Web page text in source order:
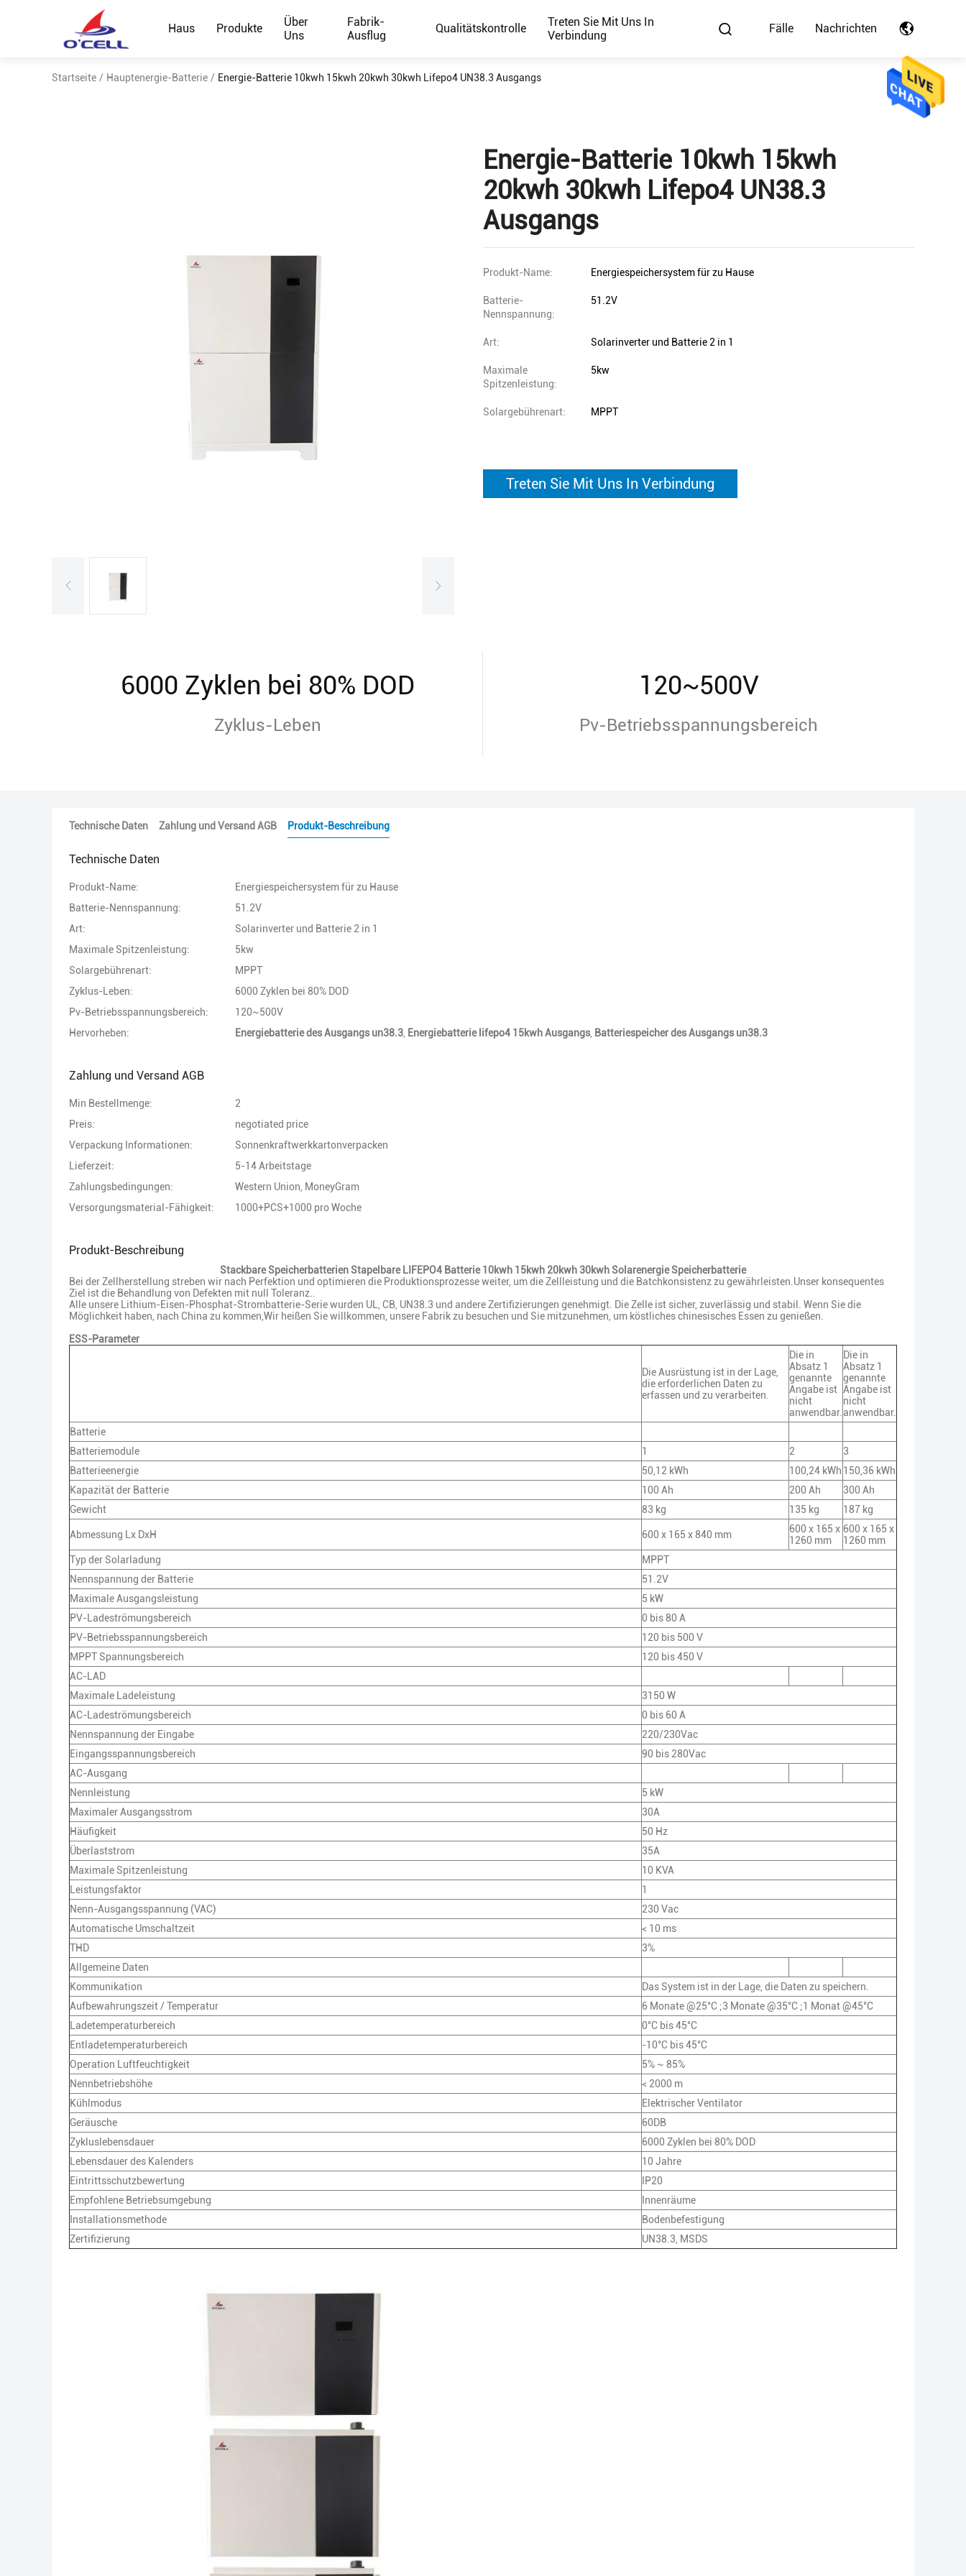
Haus Produkte
Über
Uns
Fabrik-
Ausflug
Qualitätskontrolle
Treten Sie Mit Uns In
Verbindung
Fälle Nachrichten
Startseite / Hauptenergie-Batterie / Energie-Batterie 10kwh 15kwh 20kwh 30kwh Lifepo4 UN38.3 Ausgangs
Energie-Batterie 10kwh 15kwh
20kwh 30kwh Lifepo4 UN38.3
Ausgangs
Produkt-Name: Energiespeichersystem für zu Hause
Batterie-
Nennspannung:
51.2V
Art: Solarinverter und Batterie 2 in 1
Maximale
Spitzenleistung:
5kw
Solargebührenart: MPPT
Treten Sie Mit Uns In Verbindung
6000 Zyklen bei 80% DOD
Zyklus-Leben
120~500V
Pv-Betriebsspannungsbereich
Technische Daten Zahlung und Versand AGB Produkt-Beschreibung
Technische Daten
Produkt-Name:
Energiespeichersystem für zu Hause
Batterie-Nennspannung:
51.2V
Art:
Solarinverter und Batterie 2 in 1
Maximale Spitzenleistung:
5kw
Solargebührenart:
MPPT
Zyklus-Leben:
6000 Zyklen bei 80% DOD
Pv-Betriebsspannungsbereich:
120~500V
Hervorheben:
Energiebatterie des Ausgangs un38.3 Energiebatterie lifepo4 15kwh Ausgangs Batteriespeicher des Ausgangs un38.3
Zahlung und Versand AGB
Min Bestellmenge:
2
Preis:
negotiated price
Verpackung Informationen:
Sonnenkraftwerkkartonverpacken
Lieferzeit:
5-14 Arbeitstage
Zahlungsbedingungen:
Western Union, MoneyGram
Versorgungsmaterial-Fähigkeit:
1000+PCS+1000 pro Woche
Produkt-Beschreibung
Stackbare Speicherbatterien Stapelbare LIFEPO4 Batterie 10kwh 15kwh 20kwh 30kwh Solarenergie Speicherbatterie
Bei der Zellherstellung streben wir nach Perfektion und optimieren die Produktionsprozesse weiter, um die Zellleistung und die Batchkonsistenz zu gewährleisten.Unser konsequentes
Ziel ist die Behandlung von Defekten mit null Toleranz..
Alle unsere Lithium-Eisen-Phosphat-Strombatterie-Serie wurden UL, CB, UN38.3 und andere Zertifizierungen genehmigt. Die Zelle ist sicher, zuverlässig und stabil. Wenn Sie die
Möglichkeit haben, nach China zu kommen,Wir heißen Sie willkommen, unsere Fabrik zu besuchen und Sie mitzunehmen, um köstliches chinesisches Essen zu genießen.
ESS-Parameter
Die Ausrüstung ist in der Lage,
die erforderlichen Daten zu
erfassen und zu verarbeiten.
Die in
Absatz 1
genannte
Angabe ist
nicht
anwendbar.
Die in
Absatz 1
genannte
Angabe ist
nicht
anwendbar.
Batterie
Batteriemodule
1 2
3
Batterieenergie
50,12 kWh 100,24 kWh 150,36 kWh
Kapazität der Batterie
100 Ah 200 Ah
300 Ah
Gewicht
83 kg 135 kg 187 kg
Abmessung Lx DxH 600 x 165 x 840 mm
600 x 165 x
1260 mm
600 x 165 x
1260 mm
Typ der Solarladung
MPPT
Nennspannung der Batterie
51.2V
Maximale Ausgangsleistung
5 kW
PV-Ladeströmungsbereich
0 bis 80 A
PV-Betriebsspannungsbereich
120 bis 500 V
MPPT Spannungsbereich
120 bis 450 V
AC-LAD
Maximale Ladeleistung
3150 W
AC-Ladeströmungsbereich
0 bis 60 A
Nennspannung der Eingabe
220/230Vac
Eingangsspannungsbereich
90 bis 280Vac
AC-Ausgang
Nennleistung
5 kW
Maximaler Ausgangsstrom
30A
Häufigkeit
50 Hz
Überlaststrom
35A
Maximale Spitzenleistung
10 KVA
Leistungsfaktor
1
Nenn-Ausgangsspannung (VAC)
230 Vac
Automatische Umschaltzeit
< 10 ms
THD
3%
Allgemeine Daten
Kommunikation
Das System ist in der Lage, die Daten zu speichern.
Aufbewahrungszeit / Temperatur
6 Monate @25°C ;3 Monate @35°C ;1 Monat @45°C
Ladetemperaturbereich
0°C bis 45°C
Entladetemperaturbereich
-10°C bis 45°C
Operation Luftfeuchtigkeit
5% ~ 85%
Nennbetriebshöhe
< 2000 m
Kühlmodus
Elektrischer Ventilator
Geräusche
60DB
Zykluslebensdauer
6000 Zyklen bei 80% DOD
Lebensdauer des Kalenders
10 Jahre
Eintrittsschutzbewertung
IP20
Empfohlene Betriebsumgebung
Innenräume
Installationsmethode
Bodenbefestigung
Zertifizierung
UN38.3, MSDS